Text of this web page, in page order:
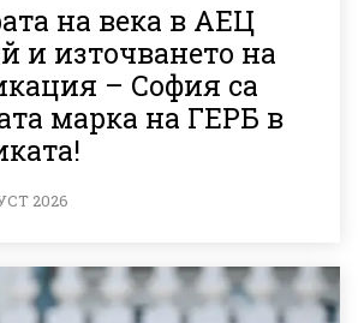
на века в АЕЦ
и източването на
– София са
марка на ГЕРБ в
2026